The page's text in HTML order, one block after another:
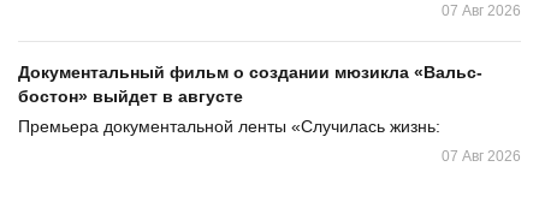
07 Авг 2026
Документальный фильм о создании мюзикла «Вальс-
бостон» выйдет в августе
Премьера документальной ленты «Случилась жизнь:
07 Авг 2026